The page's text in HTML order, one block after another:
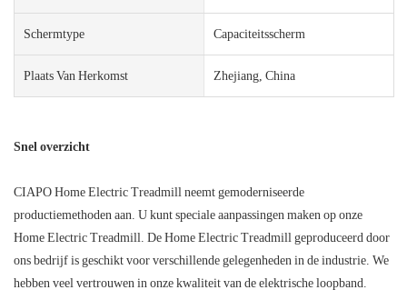
Schermtype Capaciteitsscherm
Plaats Van Herkomst Zhejiang, China
Snel overzicht
CIAPO Home Electric Treadmill neemt gemoderniseerde
productiemethoden aan. U kunt speciale aanpassingen maken op onze
Home Electric Treadmill. De Home Electric Treadmill geproduceerd door
ons bedrijf is geschikt voor verschillende gelegenheden in de industrie. We
hebben veel vertrouwen in onze kwaliteit van de elektrische loopband.